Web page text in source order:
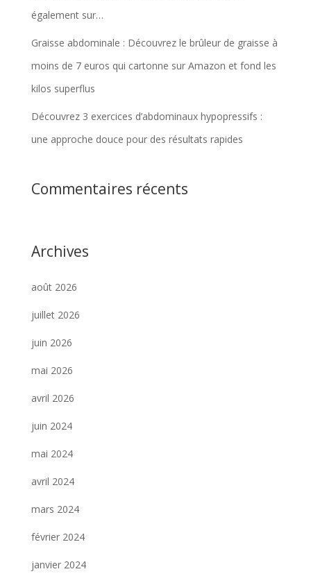
également sur…
Graisse abdominale : Découvrez le brûleur de graisse à
moins de 7 euros qui cartonne sur Amazon et fond les
kilos superflus
Découvrez 3 exercices d’abdominaux hypopressifs :
une approche douce pour des résultats rapides
Commentaires récents
Archives
août 2026
juillet 2026
juin 2026
mai 2026
avril 2026
juin 2024
mai 2024
avril 2024
mars 2024
février 2024
janvier 2024